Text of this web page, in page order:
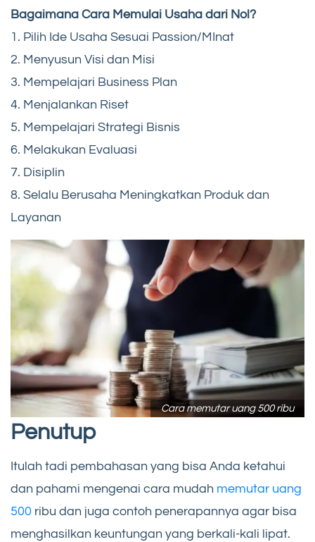
Bagaimana Cara Memulai Usaha dari Nol?
1. Pilih Ide Usaha Sesuai Passion/MInat
2. Menyusun Visi dan Misi
3. Mempelajari Business Plan
4. Menjalankan Riset
5. Mempelajari Strategi Bisnis
6. Melakukan Evaluasi
7. Disiplin
8. Selalu Berusaha Meningkatkan Produk dan
Layanan
Cara memutar uang 500 ribu
Penutup
Itulah tadi pembahasan yang bisa Anda ketahui
dan pahami mengenai cara mudah memutar uang
500 ribu dan juga contoh penerapannya agar bisa
menghasilkan keuntungan yang berkali-kali lipat.